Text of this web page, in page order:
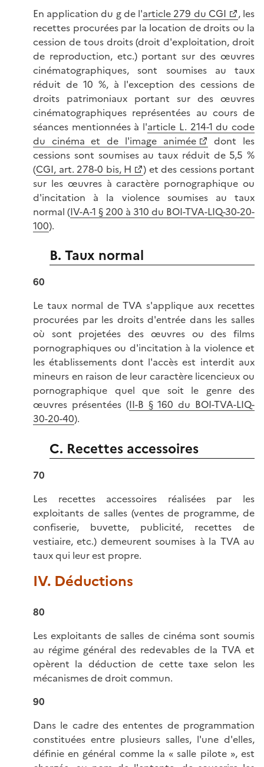
En application du g de l'article 279 du CGI
, les
recettes procurées par la location de droits ou la
cession de tous droits (droit d'exploitation, droit
de reproduction, etc.) portant sur des œuvres
cinématographiques, sont soumises au taux
réduit de 10 %, à l'exception des cessions de
droits patrimoniaux portant sur des œuvres
cinématographiques représentées au cours de
séances mentionnées à l'article L. 214-1 du code
du cinéma et de l'image animée
dont les
cessions sont soumises au taux réduit de 5,5 %
(CGI, art. 278-0 bis, H
) et des cessions portant
sur les œuvres à caractère pornographique ou
d'incitation à la violence soumises au taux
normal (IV-A-1 § 200 à 310 du BOI-TVA-LIQ-30-20-
100).
B. Taux normal
60
Le taux normal de TVA s'applique aux recettes
procurées par les droits d'entrée dans les salles
où sont projetées des œuvres ou des films
pornographiques ou d'incitation à la violence et
les établissements dont l'accès est interdit aux
mineurs en raison de leur caractère licencieux ou
pornographique quel que soit le genre des
œuvres présentées (II-B § 160 du BOI-TVA-LIQ-
30-20-40).
C. Recettes accessoires
70
Les recettes accessoires réalisées par les
exploitants de salles (ventes de programme, de
confiserie, buvette, publicité, recettes de
vestiaire, etc.) demeurent soumises à la TVA au
taux qui leur est propre.
IV. Déductions
80
Les exploitants de salles de cinéma sont soumis
au régime général des redevables de la TVA et
opèrent la déduction de cette taxe selon les
mécanismes de droit commun.
90
Dans le cadre des ententes de programmation
constituées entre plusieurs salles, l'une d'elles,
définie en général comme la « salle pilote », est